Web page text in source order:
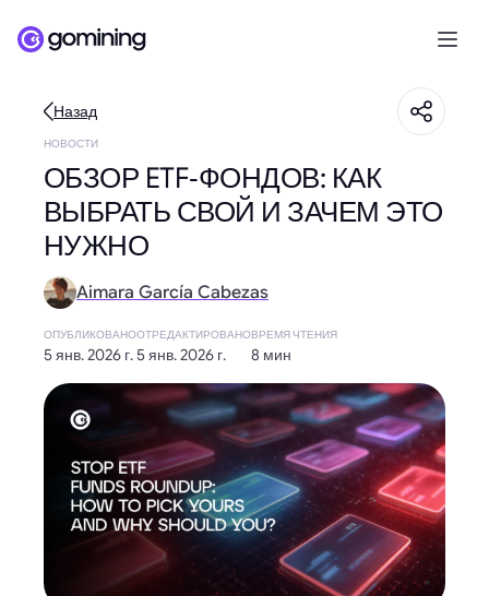
Назад
НОВОСТИ
ОБЗОР ETF‑ФОНДОВ: КАК
ВЫБРАТЬ СВОЙ И ЗАЧЕМ ЭТО
НУЖНО
Aimara García Cabezas
ОПУБЛИКОВАНО
5 янв. 2026 г.
ОТРЕДАКТИРОВАНО
5 янв. 2026 г.
ВРЕМЯ ЧТЕНИЯ
8 мин